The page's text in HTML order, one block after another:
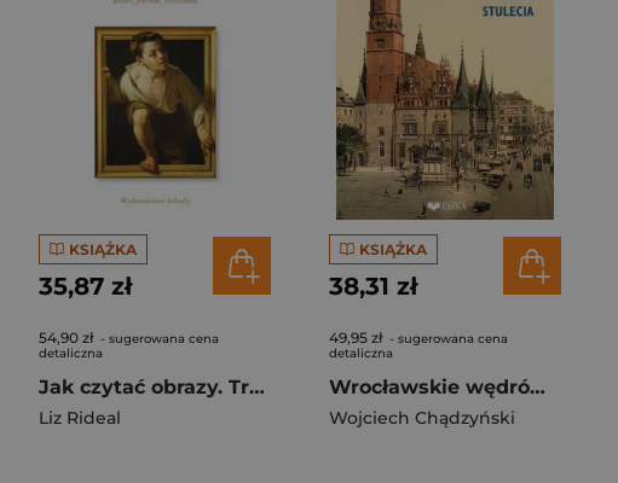
KSIĄŻKA
35,87 zł
54,90 zł - sugerowana cena
detaliczna
Jak czytać obrazy. Treść, forma, technika
Liz Rideal
KSIĄŻKA
38,31 zł
49,95 zł - sugerowana cena
detaliczna
Wrocławskie wędrówki przez stulecia
Wojciech Chądzyński